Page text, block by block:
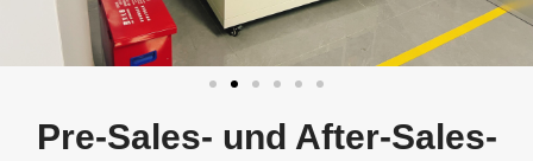
Pre-Sales- und After-Sales-